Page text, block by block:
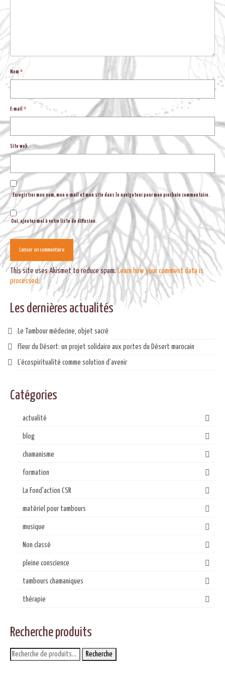
Nom *
E-mail *
Site web
Enregistrer mon nom, mon e-mail et mon site dans le navigateur pour mon prochain commentaire.
Oui, ajoutez-moi à votre liste de diffusion.
This site uses Akismet to reduce spam. Learn how your comment data is
processed.
Les dernières actualités
Le Tambour médecine, objet sacré
Fleur du Désert: un projet solidaire aux portes du Désert marocain
L’écospiritualité comme solution d’avenir
Catégories
actualité
blog
chamanisme
formation
La Fond'action CSR
matériel pour tambours
musique
Non classé
pleine conscience
tambours chamaniques
thérapie
Recherche produits
Recherche
pour :
Recherche